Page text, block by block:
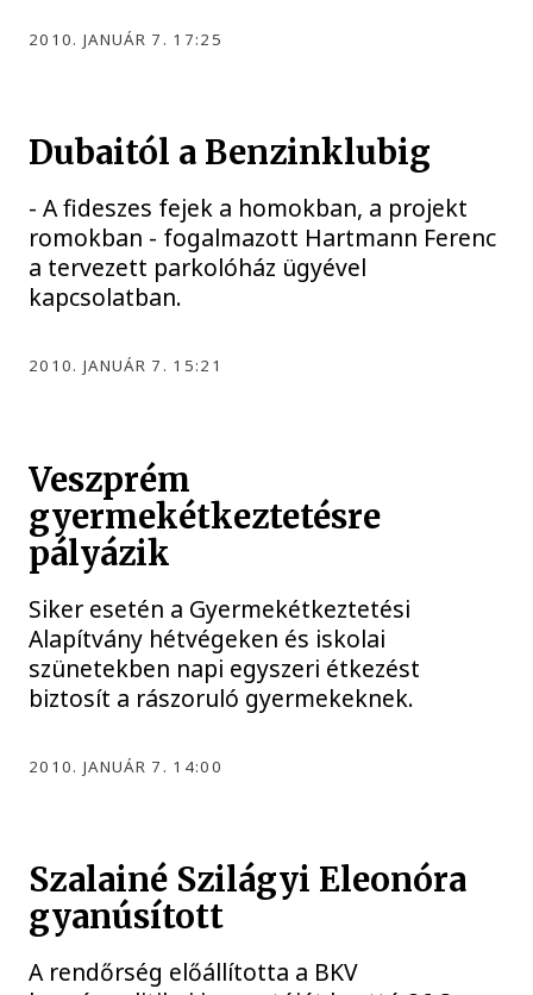
2010. JANUÁR 7. 17:25
Dubaitól a Benzinklubig
- A fideszes fejek a homokban, a projekt
romokban - fogalmazott Hartmann Ferenc
a tervezett parkolóház ügyével
kapcsolatban.
2010. JANUÁR 7. 15:21
Veszprém
gyermekétkeztetésre
pályázik
Siker esetén a Gyermekétkeztetési
Alapítvány hétvégeken és iskolai
szünetekben napi egyszeri étkezést
biztosít a rászoruló gyermekeknek.
2010. JANUÁR 7. 14:00
Szalainé Szilágyi Eleonóra
gyanúsított
A rendőrség előállította a BKV